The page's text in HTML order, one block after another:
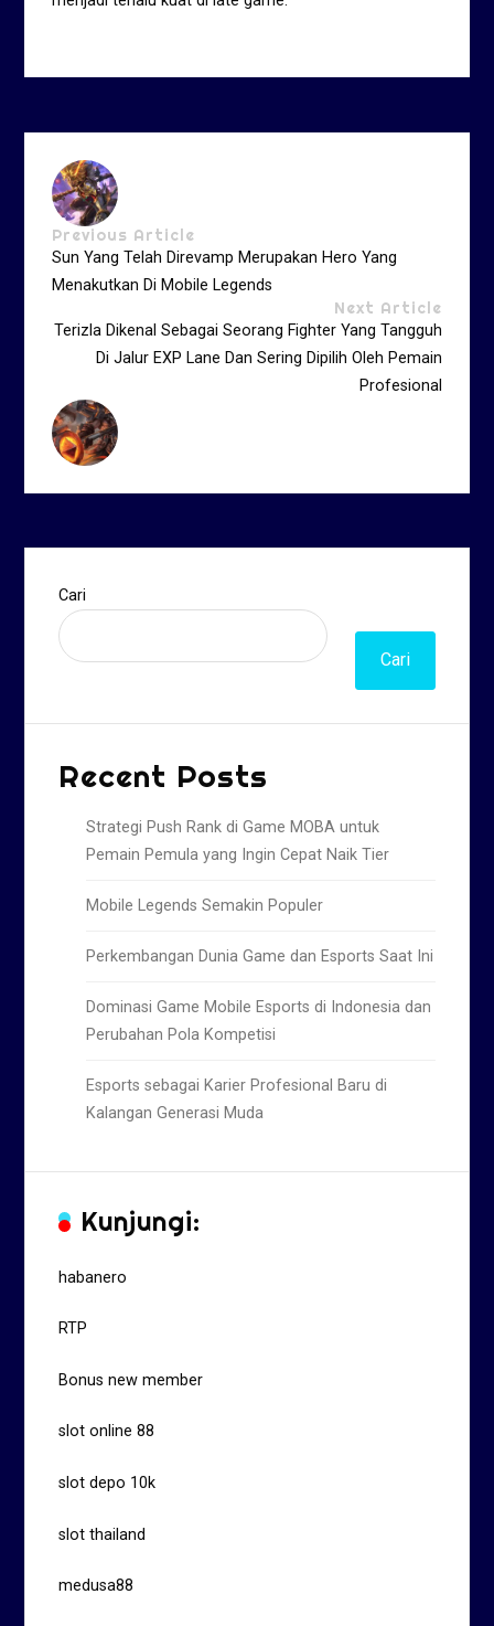
Previous Article
Sun Yang Telah Direvamp Merupakan Hero Yang
Menakutkan Di Mobile Legends
Next Article
Terizla Dikenal Sebagai Seorang Fighter Yang Tangguh
Di Jalur EXP Lane Dan Sering Dipilih Oleh Pemain
Profesional
Cari
Cari
Recent Posts
Strategi Push Rank di Game MOBA untuk
Pemain Pemula yang Ingin Cepat Naik Tier
Mobile Legends Semakin Populer
Perkembangan Dunia Game dan Esports Saat Ini
Dominasi Game Mobile Esports di Indonesia dan
Perubahan Pola Kompetisi
Esports sebagai Karier Profesional Baru di
Kalangan Generasi Muda
Kunjungi:
habanero
RTP
Bonus new member
slot online 88
slot depo 10k
slot thailand
medusa88